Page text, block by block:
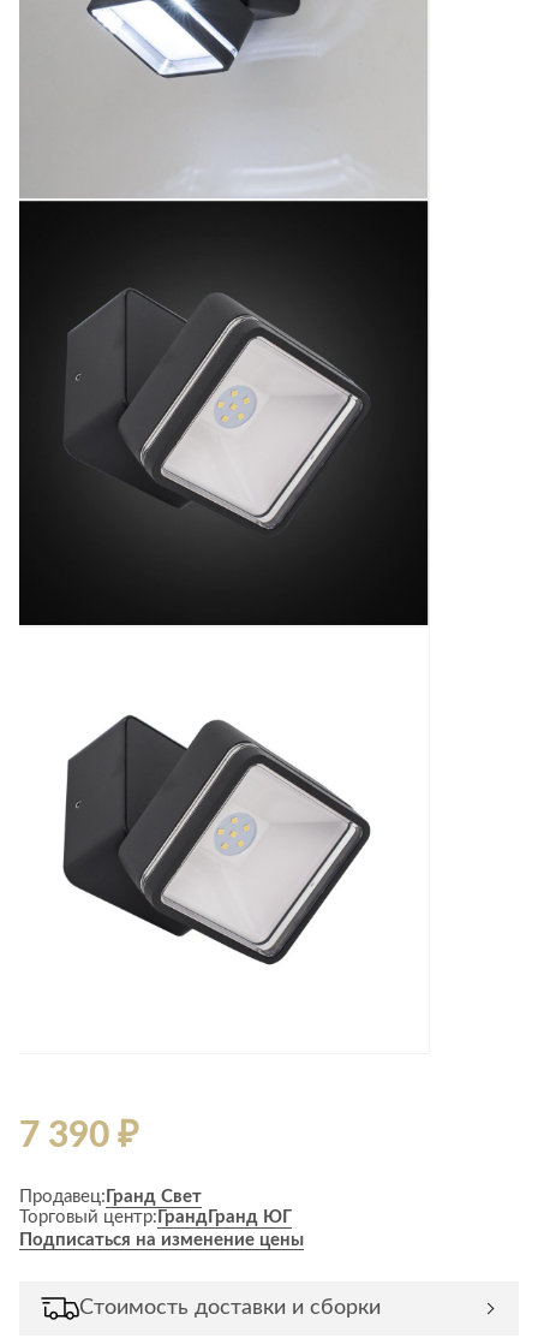
7 390 ₽
Продавец: Гранд Свет
Торговый центр: Гранд Гранд ЮГ
Подписаться на изменение цены
Стоимость доставки и сборки